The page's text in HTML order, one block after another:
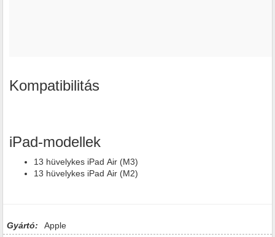
Kompatibilitás
iPad-modellek
13 hüvelykes iPad Air (M3)
13 hüvelykes iPad Air (M2)
Gyártó:
Apple